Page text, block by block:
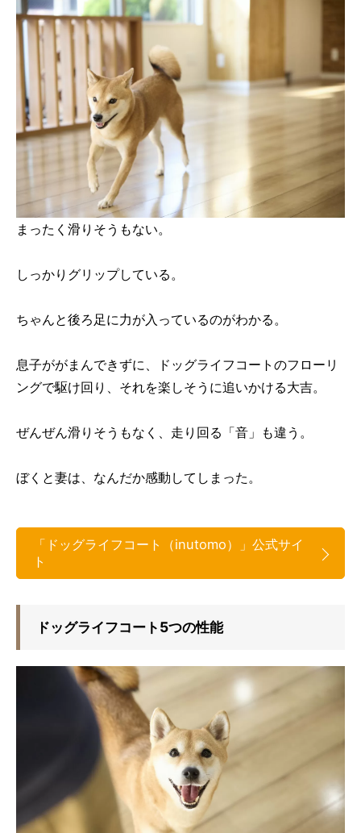
まったく滑りそうもない。
しっかりグリップしている。
ちゃんと後ろ足に力が入っているのがわかる。
息子ががまんできずに、ドッグライフコートのフローリ
ングで駆け回り、それを楽しそうに追いかける大吉。
ぜんぜん滑りそうもなく、走り回る「音」も違う。
ぼくと妻は、なんだか感動してしまった。
「ドッグライフコート（inutomo）」公式サイ
ト
ドッグライフコート5つの性能